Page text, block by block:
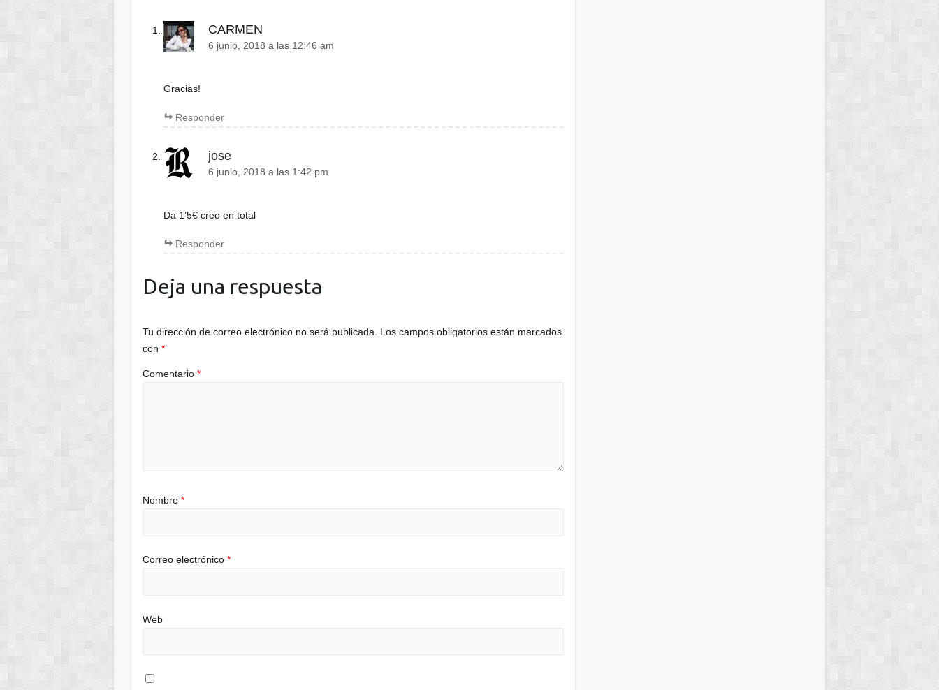
CARMEN
6 junio, 2018 a las 12:46 am
Gracias!
Responder
jose
6 junio, 2018 a las 1:42 pm
Da 1’5€ creo en total
Responder
Deja una respuesta
Tu dirección de correo electrónico no será publicada.
Los campos obligatorios están marcados
con*
Comentario*
Nombre*
Correo electrónico*
Web